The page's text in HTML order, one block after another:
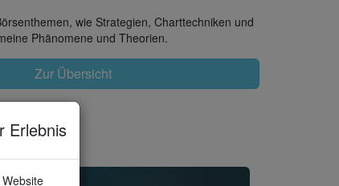
wie Strategien, Charttechniken und
Phänomene und Theorien.
Zur Übersicht
Erlebnis